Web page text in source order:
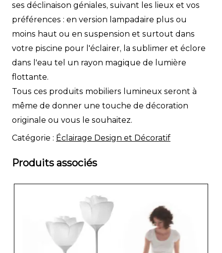
ses déclinaison géniales, suivant les lieux et vos
préférences : en version lampadaire plus ou
moins haut ou en suspension et surtout dans
votre piscine pour l'éclairer, la sublimer et éclore
dans l'eau tel un rayon magique de lumière
flottante.
Tous ces produits mobiliers lumineux seront à
même de donner une touche de décoration
originale ou vous le souhaitez.
Catégorie : Éclairage Design et Décoratif
Produits associés